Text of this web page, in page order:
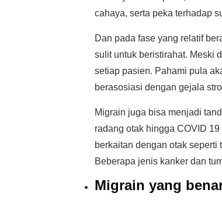
cahaya, serta peka terhadap
Dan pada fase yang relatif
sulit untuk beristirahat. Meski
setiap pasien. Pahami pula
berasosiasi dengan gejala
Migrain juga bisa menjadi
radang otak hingga COVID
berkaitan dengan otak
Beberapa jenis kanker dan
Migrain yang